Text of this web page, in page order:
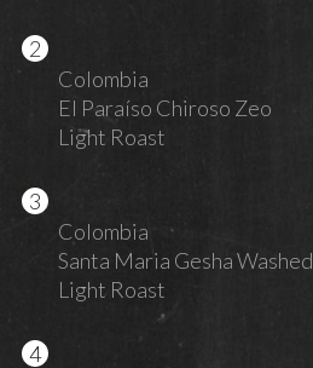
Colombia
El Paraíso Chiroso Zeo
Light Roast
Colombia
Santa Maria Gesha Washed
Light Roast